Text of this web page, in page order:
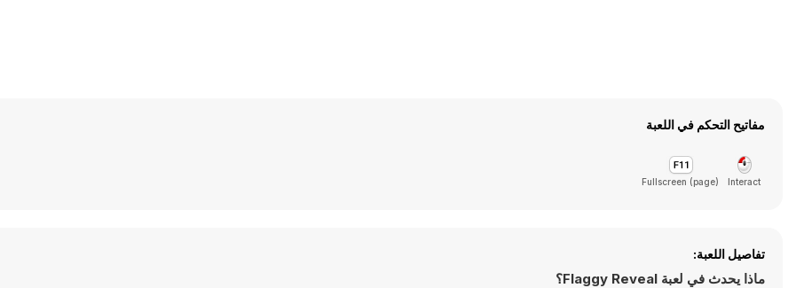
مفاتيح التحكم في اللعبة
Interact
Fullscreen (page)
تفاصيل اللعبة:
ماذا يحدث في لعبة Flaggy Reveal؟